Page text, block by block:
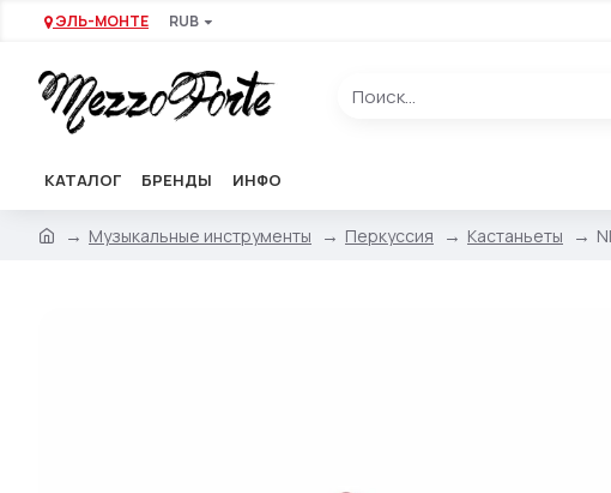
ЭЛЬ-МОНТЕ RUB
КАТАЛОГ БРЕНДЫ ИНФО
Музыкальные инструменты Перкуссия Кастаньеты